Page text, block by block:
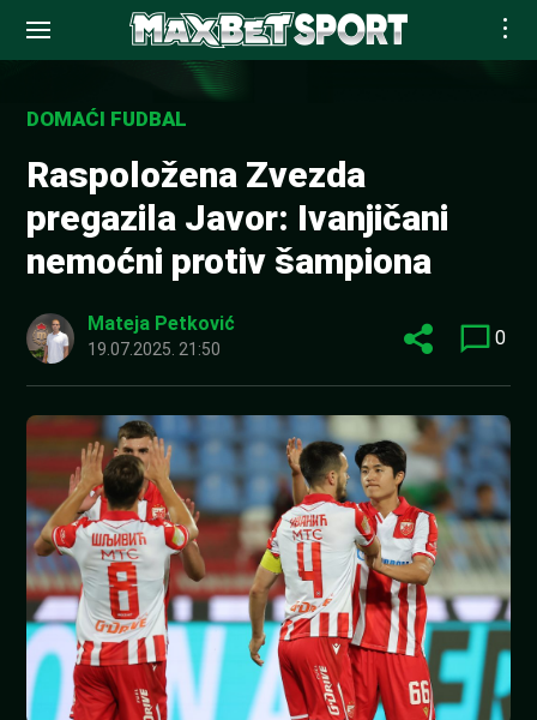
content
DOMAĆI FUDBAL
Raspoložena Zvezda
pregazila Javor: Ivanjičani
nemoćni protiv šampiona
Mateja Petković
19.07.2025. 21:50 0